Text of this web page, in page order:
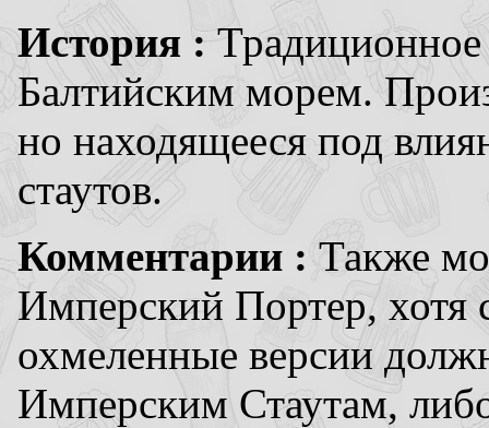
История :
Балтийским морем.
но находящееся под
стаутов.
Комментарии :Также
Имперский Портер, хотя
охмеленные версии
Имперским Стаутам,